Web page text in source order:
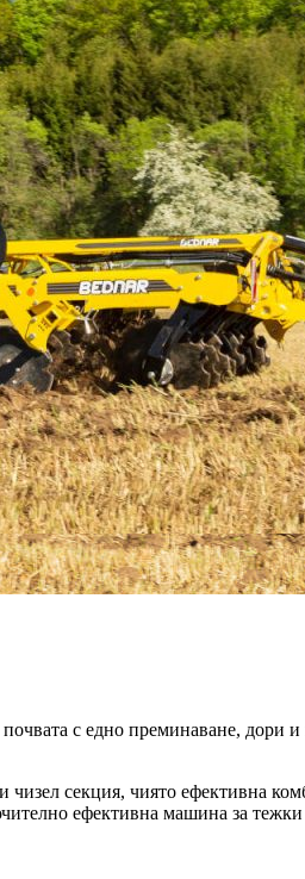
с едно преминаване, дори
секция, чиято ефективна
ефективна машина за